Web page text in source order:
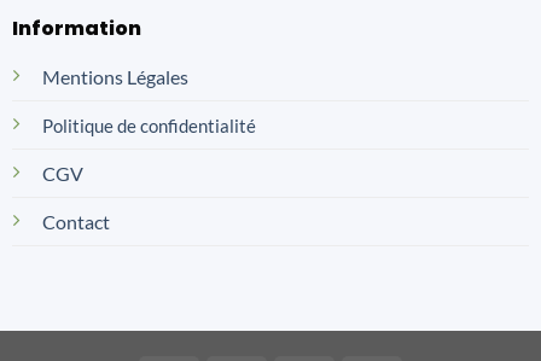
Information
Mentions Légales
Politique de confidentialité
CGV
Contact